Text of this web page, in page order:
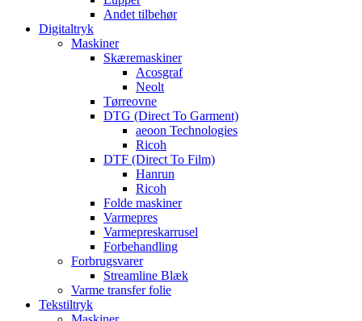
Andet tilbehør
Digitaltryk
Maskiner
Skæremaskiner
Acosgraf
Neolt
Tørreovne
DTG (Direct To Garment)
aeoon Technologies
Ricoh
DTF (Direct To Film)
Hanrun
Ricoh
Folde maskiner
Varmepres
Varmepreskarrusel
Forbehandling
Forbrugsvarer
Streamline Blæk
Varme transfer folie
Tekstiltryk